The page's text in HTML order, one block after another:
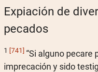
Expiación de
pecados
1 [741] “Si alguno pecare
imprecación y sido